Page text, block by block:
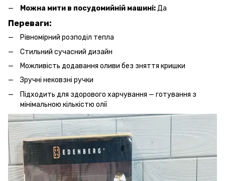
Можна мити в посудомийній машині:Да
Переваги:
Рівномірний розподіл тепла
Стильний сучасний дизайн
Можливість додавання оливи без зняття кришки
Зручні нековзні ручки
Підходить для здорового харчування — готування з
мінімальною кількістю олії